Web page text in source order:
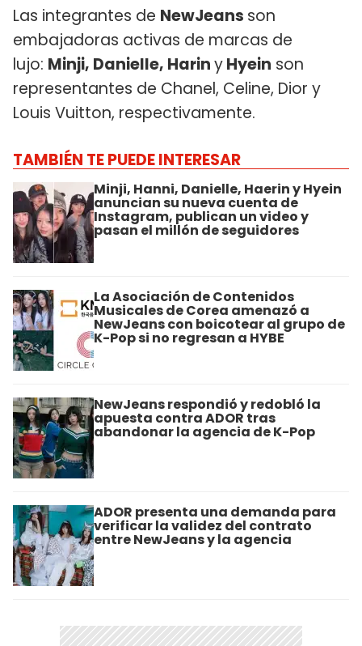
Las integrantes de NewJeans son
embajadoras activas de marcas de
lujo: Minji, Danielle, HarinyHyein son
representantes de Chanel, Celine, Dior y
Louis Vuitton, respectivamente.
TAMBIÉN TE PUEDE INTERESAR
Minji, Hanni, Danielle, Haerin y Hyein
anuncian su nueva cuenta de
Instagram, publican un video y
pasan el millón de seguidores
La Asociación de Contenidos
Musicales de Corea amenazó a
NewJeans con boicotear al grupo de
K-Pop si no regresan a HYBE
NewJeans respondió y redobló la
apuesta contra ADOR tras
abandonar la agencia de K-Pop
ADOR presenta una demanda para
verificar la validez del contrato
entre NewJeans y la agencia